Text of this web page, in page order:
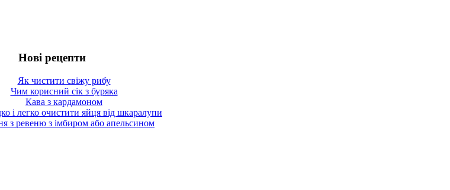
Нові рецепти
Як чистити свіжу рибу
Чим корисний сік з буряка
Кава з кардамоном
і легко очистити яйця від шкаралупи
з ревеню з імбиром або апельсином